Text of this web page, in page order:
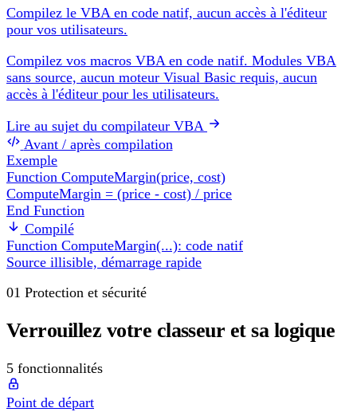
Compilez le VBA en code natif, aucun accès à l'éditeur
pour vos utilisateurs.
Compilez vos macros VBA en code natif. Modules VBA
sans source, aucun moteur Visual Basic requis, aucun
accès à l'éditeur pour les utilisateurs.
Lire au sujet du compilateur VBA
Avant / après compilation
Exemple
Function ComputeMargin(price, cost)
ComputeMargin = (price - cost) / price
End Function
Compilé
Function ComputeMargin(...): code natif
Source illisible, démarrage rapide
01 Protection et sécurité
Verrouillez votre classeur et sa logique
5 fonctionnalités
Point de départ